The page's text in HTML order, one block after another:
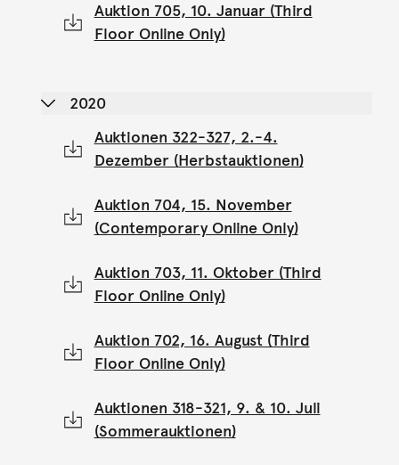
Auktion 705, 10. Januar (Third
Floor Online Only)
2020
Auktionen 322-327, 2.-4.
Dezember (Herbstauktionen)
Auktion 704, 15. November
(Contemporary Online Only)
Auktion 703, 11. Oktober (Third
Floor Online Only)
Auktion 702, 16. August (Third
Floor Online Only)
Auktionen 318-321, 9. & 10. Juli
(Sommerauktionen)